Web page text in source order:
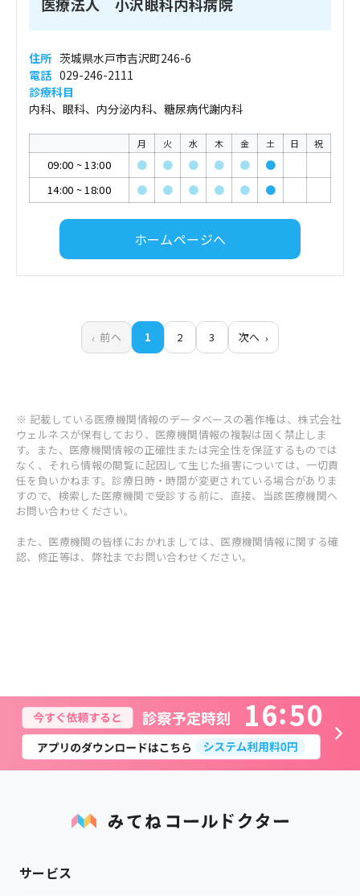
住所 茨城県水戸市吉沢町246-6
電話 029-246-2111
診療科目
内科、眼科、内分泌内科、糖尿病代謝内科
月 火 水 木 金 土 日 祝
09:00 ~13:00 ● ● ● ● ●
●
14:00 ~18:00 ● ● ● ● ● ●
ホームページへ
前へ 1 2 3 次へ
※ 記載している医療機関情報のデータベースの著作権は、株式会社
ウェルネスが保有しており、医療機関情報の複製は固く禁止しま
す。また、医療機関情報の正確性または完全性を保証するものでは
なく、それら情報の閲覧に起因して生じた損害については、一切責
任を負いかねます。診療日時・時間が変更されている場合がありま
すので、検索した医療機関で受診する前に、直接、当該医療機関へ
お問い合わせください。
また、医療機関の皆様におかれましては、医療機関情報に関する確
認、修正等は、弊社までお問い合わせください。
16 50
サービス